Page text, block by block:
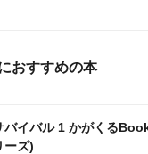
おすすめの本
バイバル 1 かがくる
ーズ)